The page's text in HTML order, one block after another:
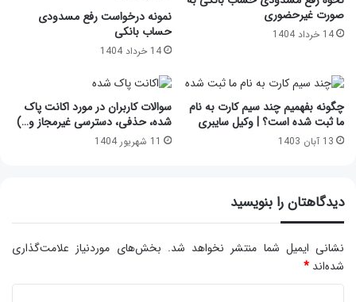
صورت غیرحضوری
14 خرداد 1404
نمونه درخواست رفع مسدودی
حساب بانکی
14 خرداد 1404
چگونه بفهمیم چند سیم کارت به نام
ما ثبت شده است؟ | وکیل سایبری
13 آبان 1403
سوالات کاربران در مورد اکانت پاک
شده، حذفی، دسترسی غیرمجاز و…)
11 شهریور 1404
دیدگاهتان را بنویسید
نشانی ایمیل شما منتشر نخواهد شد. بخش‌های موردنیاز علامت‌گذاری
شده‌اند *